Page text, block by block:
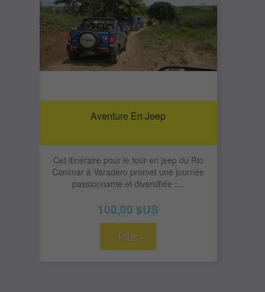
Aventure En Jeep
Cet itinéraire pour le tour en jeep du Rio
Canimar à Varadero promet une journée
passionnante et diversifiée :...
100,00 $US
Plus